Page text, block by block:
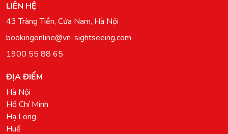
LIÊN HỆ
43 Tràng Tiền, Cửa Nam, Hà Nội
bookingonline@vn-sightseeing.com
1900 55 88 65
ĐỊA ĐIỂM
Hà Nội
Hồ Chí Minh
Hạ Long
Huế